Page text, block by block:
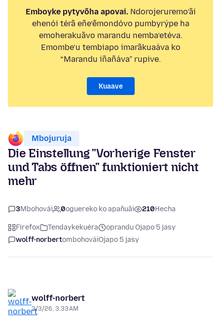
Emboyke pytyvõha apovai.Ndorojeruremo’ãi
ehenói térã eñe’ẽmondóvo pumbyrýpe ha
emoherakuãvo marandu nemba’etéva.
Emombe’u tembiapo imarãkuaáva ko
“Marandu iñañáva” rupive.
Kuaave
Mbojuruja
Die Einstellung "Vorherige Fenster
und Tabs öffnen" funktioniert nicht
mehr
3Mbohovái 0oguereko ko apañuãi 210Hecha
Firefox Tendaykekuéra
oprandu Ojapo 5 jasy
wolff-norbertombohováiOjapo 5 jasy
wolff-norbert
3/3/26, 3:33 AM